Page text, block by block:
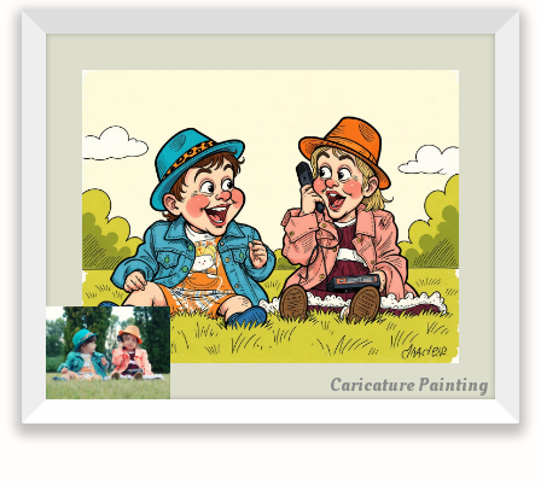
Caricature Painting